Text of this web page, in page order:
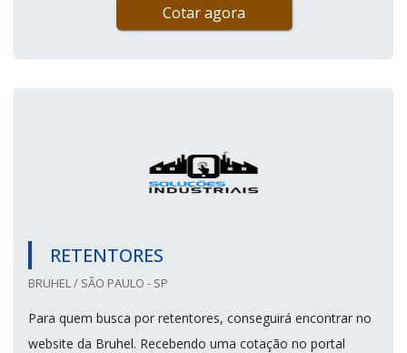
Cotar agora
RETENTORES
BRUHEL / SÃO PAULO - SP
Para quem busca por retentores, conseguirá encontrar no
website da Bruhel. Recebendo uma cotação no portal